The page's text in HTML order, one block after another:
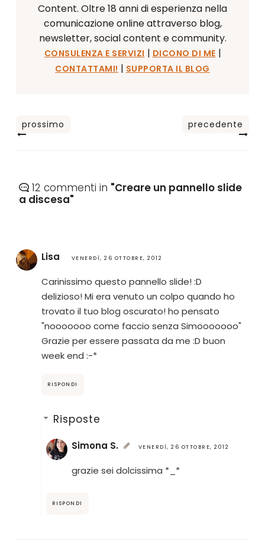
Content. Oltre 18 anni di esperienza nella
comunicazione online attraverso blog,
newsletter, social content e community.
CONSULENZA E SERVIZI | DICONO DI ME |
CONTATTAMI! | SUPPORTA IL BLOG
12 commenti in "Creare un pannello slide
a discesa"
Lisa VENERDÌ, 26 OTTOBRE, 2012
Carinissimo questo pannello slide! :D
delizioso! Mi era venuto un colpo quando ho
trovato il tuo blog oscurato! ho pensato
"nooooooo come faccio senza Simooooooo"
Grazie per essere passata da me :D buon
week end :-*
RISPONDI
Risposte
Simona S. VENERDÌ, 26 OTTOBRE, 2012
grazie sei dolcissima *_*
RISPONDI